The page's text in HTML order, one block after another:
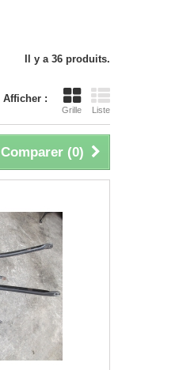
Il y a 36 produits.
Afficher :
Grille Liste
Comparer (0)